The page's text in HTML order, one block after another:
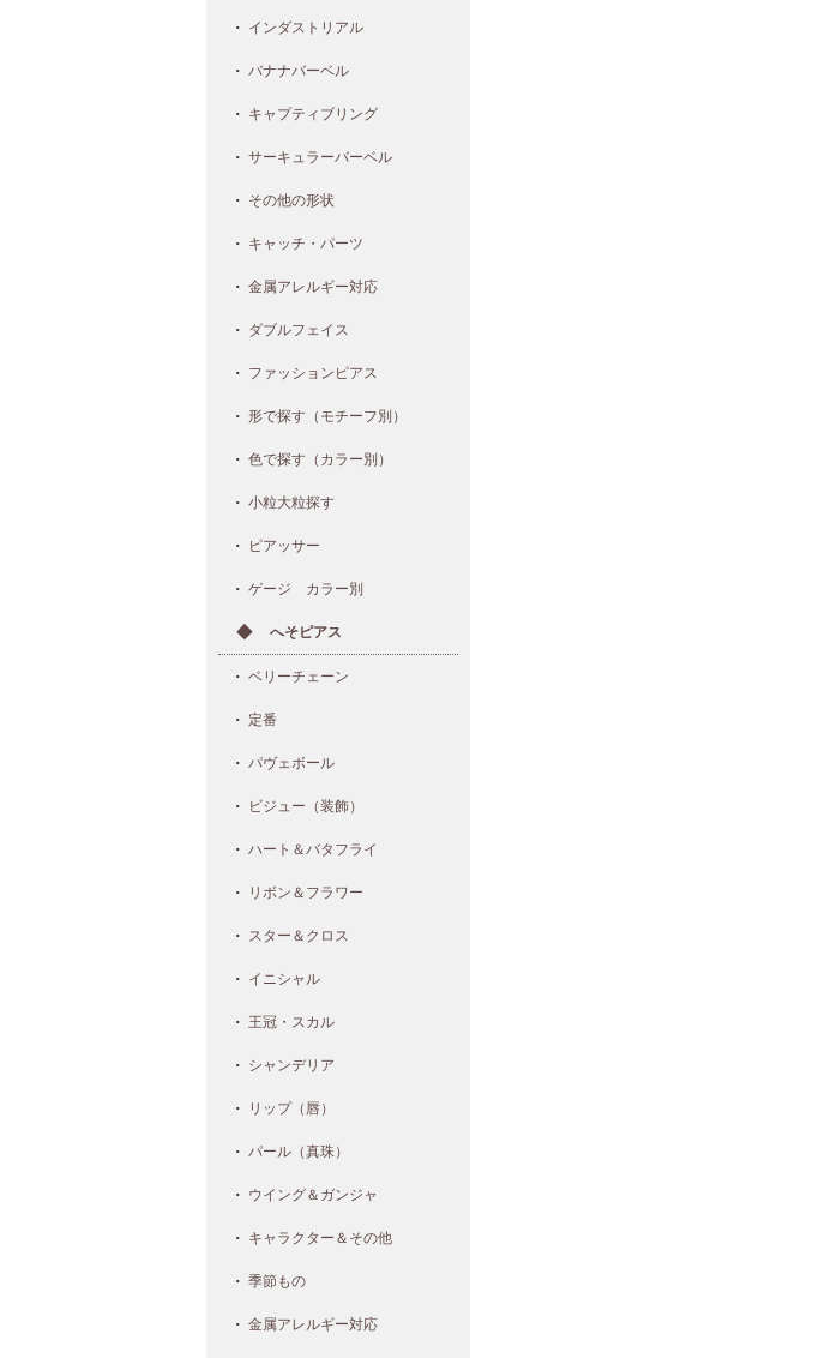
インダストリアル
バナナバーベル
キャプティブリング
サーキュラーバーベル
その他の形状
キャッチ・パーツ
金属アレルギー対応
ダブルフェイス
ファッションピアス
形で探す（モチーフ別）
色で探す（カラー別）
小粒大粒探す
ピアッサー
ゲージ カラー別
へそピアス
ベリーチェーン
定番
パヴェボール
ビジュー（装飾）
ハート＆バタフライ
リボン＆フラワー
スター＆クロス
イニシャル
王冠・スカル
シャンデリア
リップ（唇）
パール（真珠）
ウイング＆ガンジャ
キャラクター＆その他
季節もの
金属アレルギー対応